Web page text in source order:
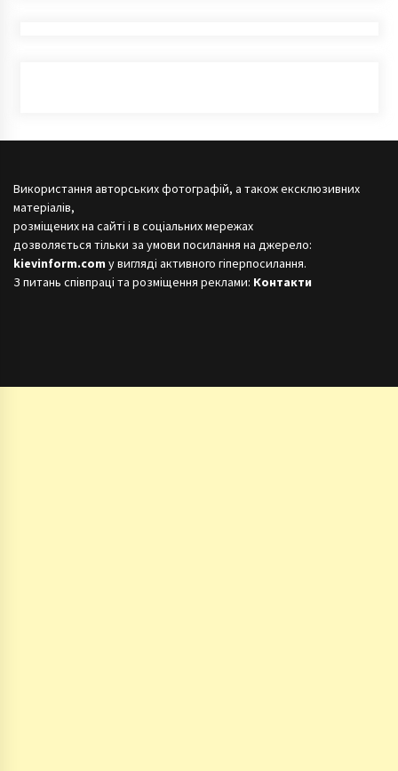
Використання авторських фотографій, а також ексклюзивних
матеріалів,
розміщених на сайті і в соціальних мережах
дозволяється тільки за умови посилання на джерело:
kievinform.com у вигляді активного гіперпосилання.
З питань співпраці та розміщення реклами: Контакти